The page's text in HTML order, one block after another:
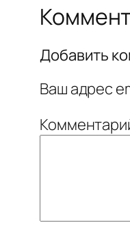
Добавить
Ваш адрес